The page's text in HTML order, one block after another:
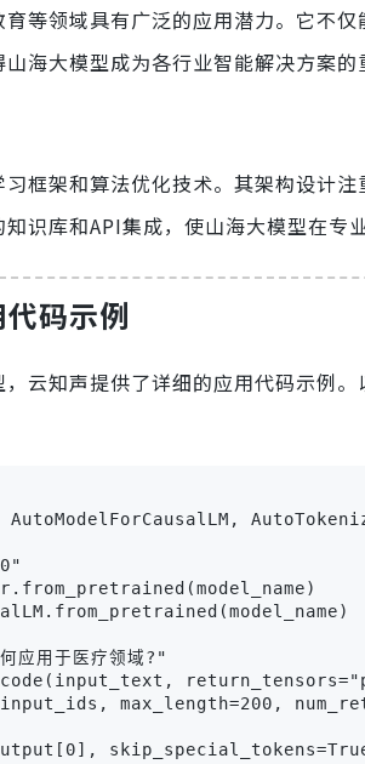
等领域具有广泛的应用潜力。它不
海大模型成为各行业智能解决方案的
框架和算法优化技术。其架构设计
识库和API集成，使山海大模型在专
码示例
云知声提供了详细的应用代码示例
用于医疗领域?"
max_length=200,